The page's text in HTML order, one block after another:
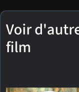
Voir
film